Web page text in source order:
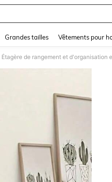
Grandes tailles Vêtements pour